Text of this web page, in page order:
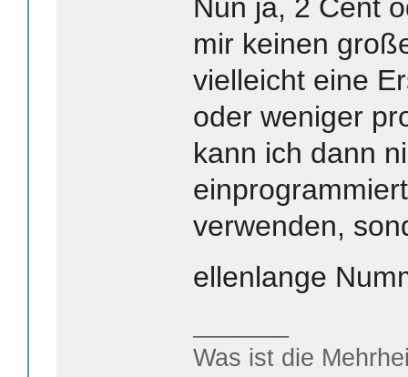
Nun ja, 2 Cent
mir keinen
vielleicht eine
oder weniger
kann ich dann
verwenden,
ellenlange
Was ist die